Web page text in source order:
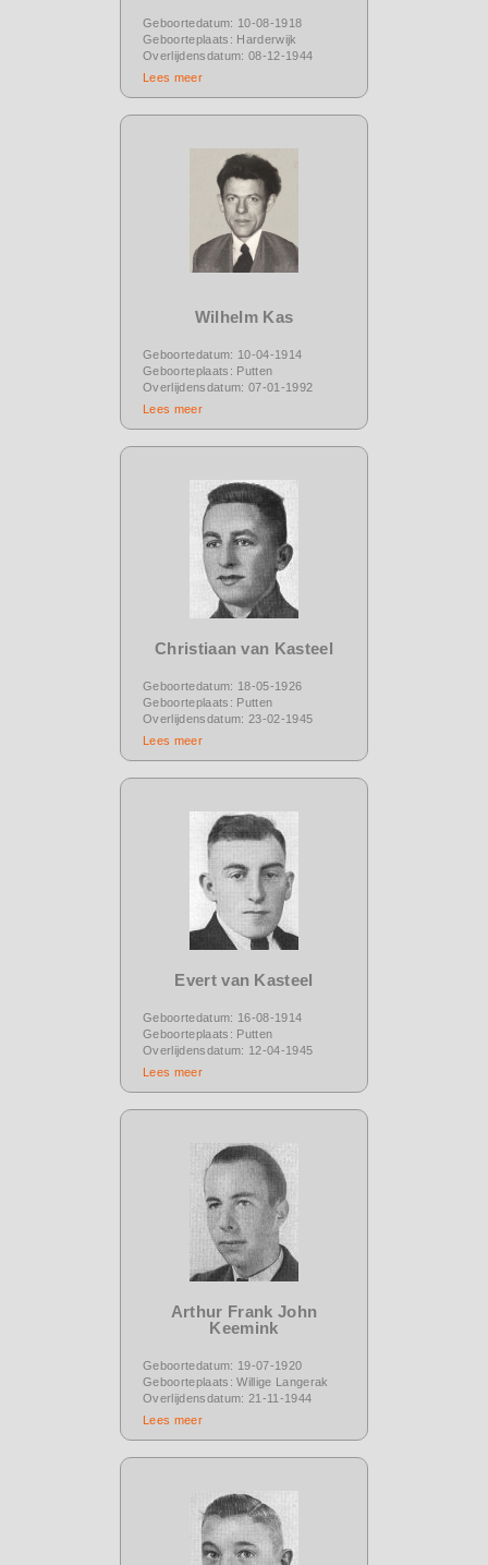
Geboortedatum: 10-08-1918
Geboorteplaats: Harderwijk
Overlijdensdatum: 08-12-1944
Lees meer
Wilhelm Kas
Geboortedatum: 10-04-1914
Geboorteplaats: Putten
Overlijdensdatum: 07-01-1992
Lees meer
Christiaan van Kasteel
Geboortedatum: 18-05-1926
Geboorteplaats: Putten
Overlijdensdatum: 23-02-1945
Lees meer
Evert van Kasteel
Geboortedatum: 16-08-1914
Geboorteplaats: Putten
Overlijdensdatum: 12-04-1945
Lees meer
Arthur Frank John
Keemink
Geboortedatum: 19-07-1920
Geboorteplaats: Willige Langerak
Overlijdensdatum: 21-11-1944
Lees meer